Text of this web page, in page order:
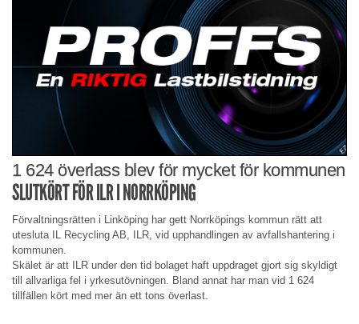
1 624 överlass blev för mycket för kommunen
SLUTKÖRT FÖR ILR I NORRKÖPING
Förvaltningsrätten i Linköping har gett Norrköpings kommun rätt att
utesluta IL Recycling AB, ILR, vid upphandlingen av avfallshantering i
kommunen.
Skälet är att ILR under den tid bolaget haft uppdraget gjort sig skyldigt
till allvarliga fel i yrkesutövningen. Bland annat har man vid 1 624
tillfällen kört med mer än ett tons överlast.